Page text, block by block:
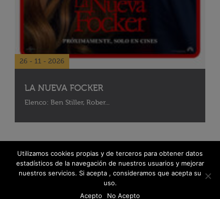
26 - 11 - 2026
LA NUEVA FOCKER
Elenco: Ben Stiller, Rober...
Utilizamos cookies propias y de terceros para obtener datos
estadísticos de la navegación de nuestros usuarios y mejorar
nuestros servicios. Si acepta , consideramos que acepta su
uso.
Acepto
No Acepto